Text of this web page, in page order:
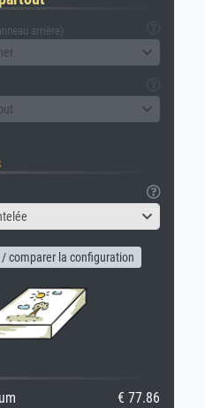
arrière)
/ comparer la configuration
€ 77.86